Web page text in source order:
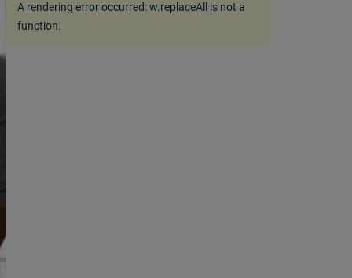
A rendering error occurred:w.replaceAll is not a
function.